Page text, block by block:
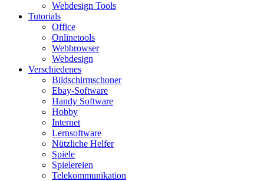
Webdesign Tools
Tutorials
Office
Onlinetools
Webbrowser
Webdesign
Verschiedenes
Bildschirmschoner
Ebay-Software
Handy Software
Hobby
Internet
Lernsoftware
Nützliche Helfer
Spiele
Spielereien
Telekommunikation